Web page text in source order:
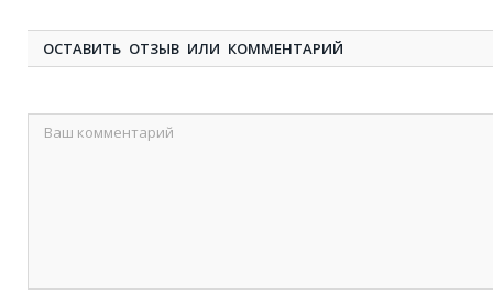
ОСТАВИТЬ ОТЗЫВ ИЛИ КОММЕНТАРИЙ